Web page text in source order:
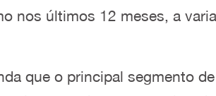
nos últimos 12 meses, a
que o principal segmento